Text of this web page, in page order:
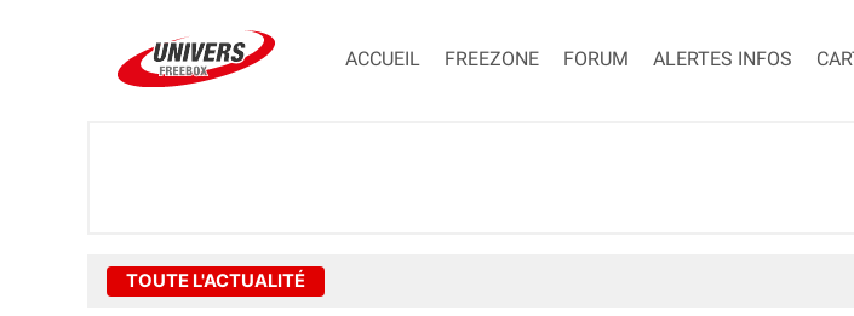
ACCUEIL FREEZONE FORUM ALERTES INFOS
TOUTE L'ACTUALITÉ